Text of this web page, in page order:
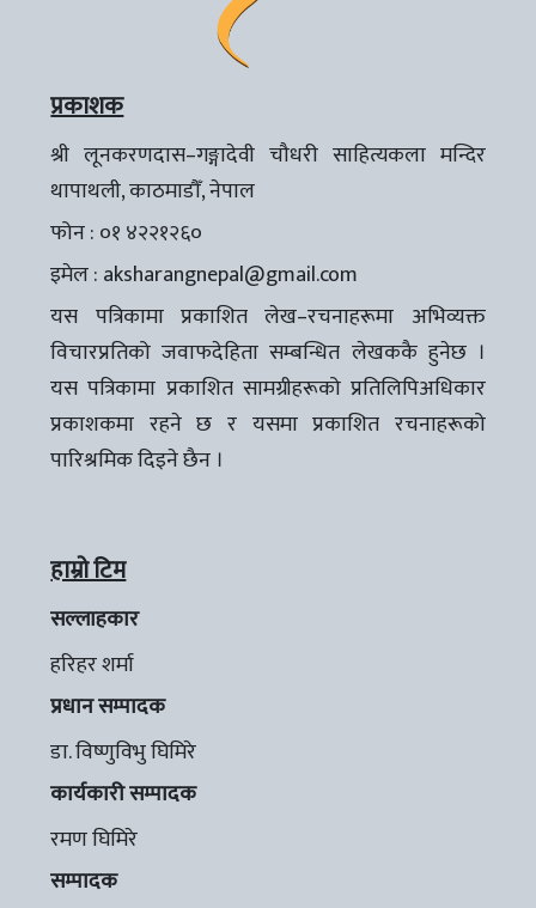
प्रकाशक
श्री लूनकरणदास–गङ्गादेवी चौधरी साहित्यकला मन्दिर
थापाथली, काठमाडौँ, नेपाल
फोन : ०१ ४२२१२६०
इमेल : aksharangnepal@gmail.com
यस पत्रिकामा प्रकाशित लेख–रचनाहरूमा अभिव्यक्त
विचारप्रतिको जवाफदेहिता सम्बन्धित लेखककै हुनेछ ।
यस पत्रिकामा प्रकाशित सामग्रीहरूको प्रतिलिपिअधिकार
प्रकाशकमा रहने छ र यसमा प्रकाशित रचनाहरूको
पारिश्रमिक दिइने छैन ।
हाम्रो टिम
सल्लाहकार
हरिहर शर्मा
प्रधान सम्पादक
डा. विष्णुविभु घिमिरे
कार्यकारी सम्पादक
रमण घिमिरे
सम्पादक